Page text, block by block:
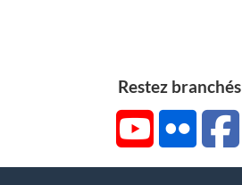
Restez branchés
YouTubeFlickr